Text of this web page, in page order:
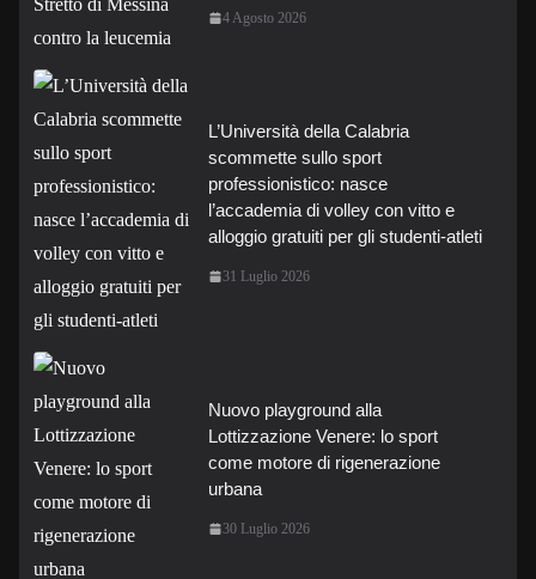
4 Agosto 2026
L’Università della Calabria
scommette sullo sport
professionistico: nasce
l’accademia di volley con vitto e
alloggio gratuiti per gli studenti-atleti
31 Luglio 2026
Nuovo playground alla
Lottizzazione Venere: lo sport
come motore di rigenerazione
urbana
30 Luglio 2026